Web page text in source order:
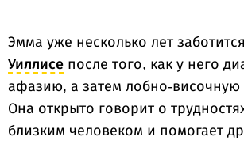
Эмма уже несколько лет
Уиллисе после того, как у него
афазию, а затем лобно-
Она открыто говорит о
близким человеком и помогает